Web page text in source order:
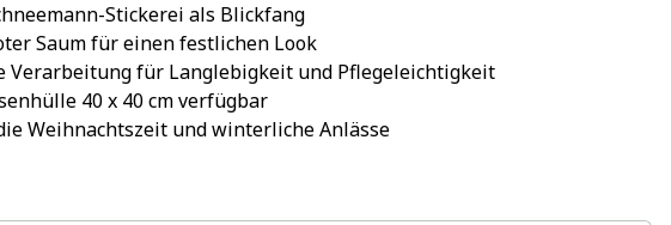
Stickerei als Blickfang
Saum für einen festlichen Look
Verarbeitung für Langlebigkeit und Pflegeleichtigkeit
40 x 40 cm verfügbar
Weihnachtszeit und winterliche Anlässe